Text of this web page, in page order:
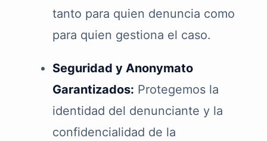
tanto para quien denuncia como
para quien gestiona el caso.
Seguridad y Anonymato
Garantizados: Protegemos la
identidad del denunciante y la
confidencialidad de la